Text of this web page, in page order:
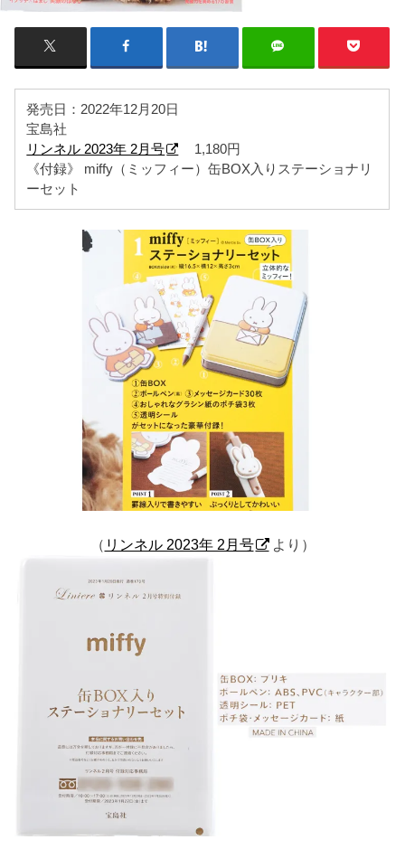
発売日：2022年12月20日
宝島社
リンネル 2023年 2月号
1,180円
《付録》 miffy（ミッフィー）缶BOX入りステーショナリ
ーセット
（ リンネル 2023年 2月号 より）